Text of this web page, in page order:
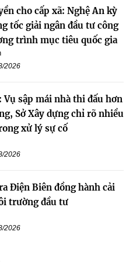
cho cấp xã: Nghệ An kỳ
tốc giải ngân đầu tư công
trình mục tiêu quốc gia
2026
Vụ sập mái nhà thi đấu hơn
Sở Xây dựng chỉ rõ nhiều
xử lý sự cố
2026
Điện Biên đồng hành cải
trường đầu tư
2026